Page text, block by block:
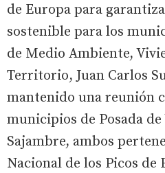
de Europa para
sostenible para los
de Medio Ambiente,
Territorio, Juan Carlos
mantenido una reunión
municipios de Posada de
Sajambre, ambos
Nacional de los Picos de